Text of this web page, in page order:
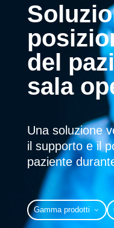
del
sala
Una soluzione
il supporto e il
paziente
Gamma prodotti